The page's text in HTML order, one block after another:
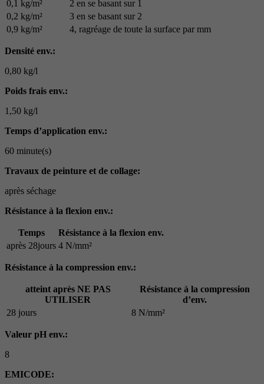
0,1 kg/m²
2 en se basant sur 1
0,2 kg/m²
3 en se basant sur 2
0,9 kg/m²
4, ragréage de toute la surface par mm
Densité env.:
0,80 kg/l
Poids frais env.:
1,50 kg/l
Temps d’application env.:
60 minute(s)
Travaux de peinture et de collage:
après séchage
Résistance à la flexion env.:
Temps
Résistance à la flexion env.
après 28jours 4 N/mm²
Résistance à la compression env.:
atteint après NE PAS
UTILISER
Résistance à la compression
d’env.
28 jours
8 N/mm²
Valeur pH env.:
8
EMICODE: